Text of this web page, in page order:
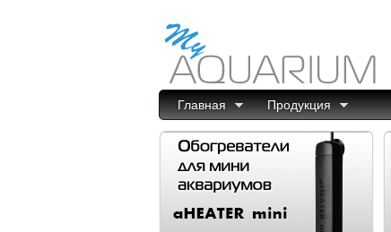
Главная Продукция